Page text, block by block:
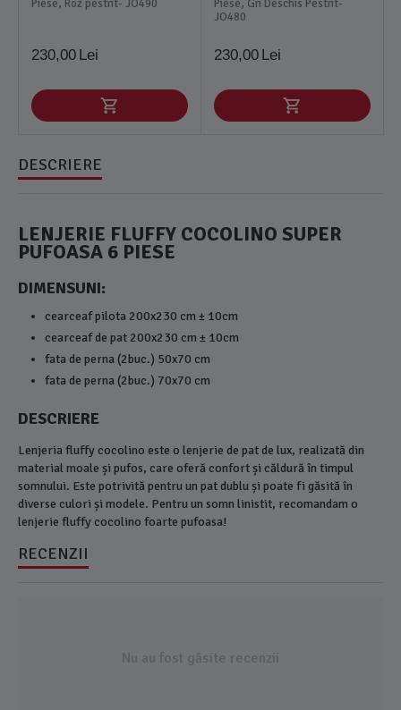
Piese, Roz pestrit- JO490
230,00 Lei
Piese, Gri Deschis Pestrit-
JO480
230,00 Lei
DESCRIERE
LENJERIE FLUFFY COCOLINO SUPER
PUFOASA 6 PIESE
DIMENSUNI:
cearceaf pilota 200x230 cm ± 10cm
cearceaf de pat 200x230 cm ± 10cm
fata de perna (2buc.) 50x70 cm
fata de perna (2buc.) 70x70 cm
DESCRIERE
Lenjeria fluffy cocolino este o lenjerie de pat de lux, realizată din
material moale și pufos, care oferă confort și căldură în timpul
somnului. Este potrivită pentru un pat dublu și poate fi găsită în
diverse culori și modele. Pentru un somn linistit, recomandam o
lenjerie fluffy cocolino foarte pufoasa!
RECENZII
Nu au fost găsite recenzii